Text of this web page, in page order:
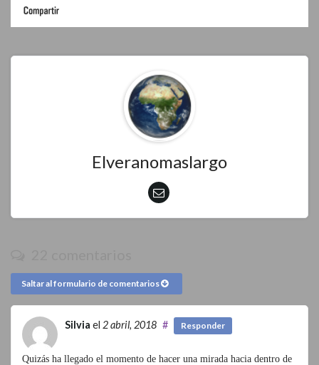
Elveranomaslargo
Saltar al formulario de comentarios
Silvia el 2 abril, 2018 # Responder
Quizás ha llegado el momento de hacer una mirada hacia dentro de